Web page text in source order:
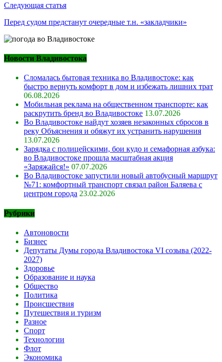
Следующая статья
Перед судом предстанут очередные т.н. «закладчики»
Новости Владивостока
Сломалась бытовая техника во Владивостоке: как
быстро вернуть комфорт в дом и избежать лишних трат
06.08.2026
Мобильная реклама на общественном транспорте: как
раскрутить бренд во Владивостоке 13.07.2026
Во Владивостоке найдут хозяев незаконных сбросов в
реку Объяснения и обяжут их устранить нарушения
13.07.2026
Зарядка с полицейскими, бои кудо и семафорная азбука:
во Владивостоке прошла масштабная акция
«Заряжайся!» 07.07.2026
Во Владивостоке запустили новый автобусный маршрут
№71: комфортный транспорт связал район Баляева с
центром города 23.02.2026
Рубрики
Автоновости
Бизнес
Депутаты Думы города Владивостока VI созыва (2022-
2027)
Здоровье
Образование и наука
Общество
Политика
Происшествия
Путешествия и туризм
Разное
Спорт
Технологии
Флот
Экономика